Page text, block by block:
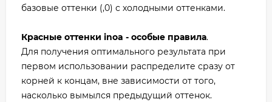
базовые оттенки (,0) с холодными оттенками.
Красные оттенки inoa - особые правила.
Для получения оптимального результата при
первом использовании распределите сразу от
корней к концам, вне зависимости от того,
насколько вымылся предыдущий оттенок.